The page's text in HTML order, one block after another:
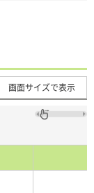
画面サイズで表示